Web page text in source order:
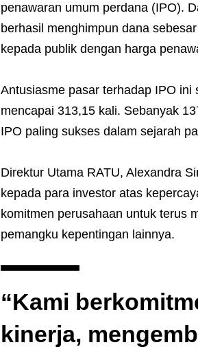
penawaran umum perdana (IPO).
berhasil menghimpun dana
kepada publik dengan harga
Antusiasme pasar terhadap IPO
mencapai 313,15 kali. Sebanyak
IPO paling sukses dalam sejarah
Direktur Utama RATU, Alexandra
kepada para investor atas
komitmen perusahaan untuk terus
pemangku kepentingan lainnya.
“Kami
kinerja,